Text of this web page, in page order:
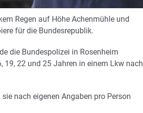
Regen auf Höhe Achenmühle und
für die Bundesrepublik.
die Bundespolizei in Rosenheim
19, 22 und 25 Jahren in einem Lkw nach
nach eigenen Angaben pro Person